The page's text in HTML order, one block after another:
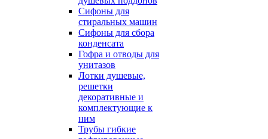
Сифоны для
стиральных машин
Сифоны для сбора
конденсата
Гофра и отводы для
унитазов
Лотки душевые,
решетки
декоративные и
комплектующие к
ним
Трубы гибкие